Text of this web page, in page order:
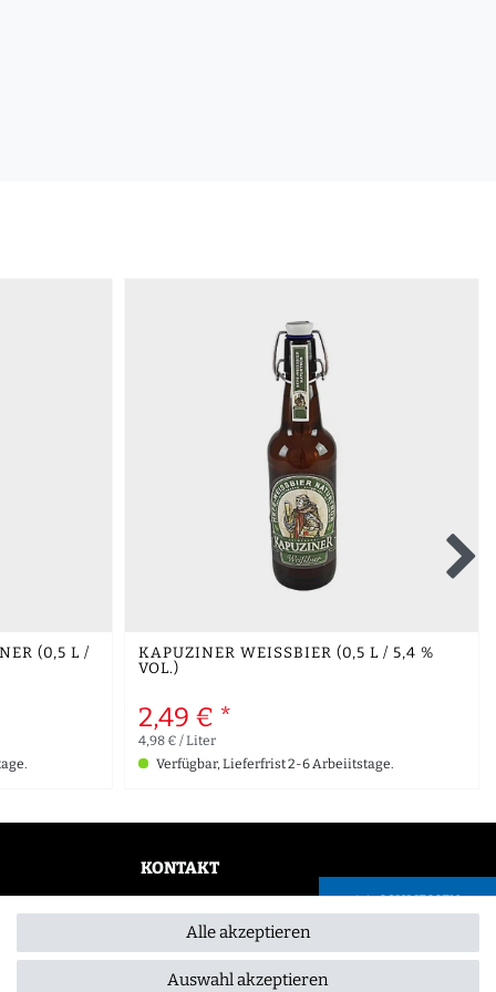
(0,5 L /
KAPUZINER WEISSBIER (0,5 L / 5,4 % V
OL.)
2,49 € *
4,98 € / Liter
Verfügbar, Lieferfrist 2-6 Arbeiitstage.
KONTAKT
0355 /28913232
info@gourmeo24.com
Gubener Straße 19, 03042 Cottbus
Alle akzeptieren
Auswahl akzeptieren
SCHLIESSEN